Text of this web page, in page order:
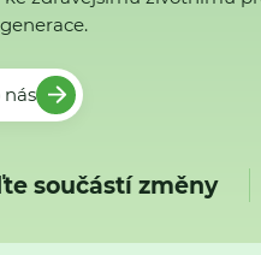
nás
součástí změny